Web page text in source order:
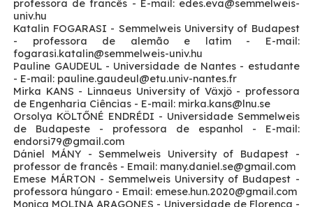
professora de francês - E-mail: edes.eva@semmelweis-
univ.hu
Katalin FOGARASI - Semmelweis University of Budapest
- professora de alemão e latim - E-mail:
fogarasi.katalin@semmelweis-univ.hu
Pauline GAUDEUL - Universidade de Nantes - estudante
- E-mail: pauline.gaudeul@etu.univ-nantes.fr
Mirka KANS - Linnaeus University of Växjö - professora
de Engenharia Ciências - E-mail: mirka.kans@lnu.se
Orsolya KÖLTŐNÉ ENDRÉDI - Universidade Semmelweis
de Budapeste - professora de espanhol - E-mail:
endorsi79@gmail.com
Dániel MÁNY - Semmelweis University of Budapest -
professor de francês - Email: many.daniel.se@gmail.com
Emese MÁRTON - Semmelweis University of Budapest -
professora húngaro - Email: emese.hun.2020@gmail.com
Monica MOLINA ARAGONES - Universidade de Florença -